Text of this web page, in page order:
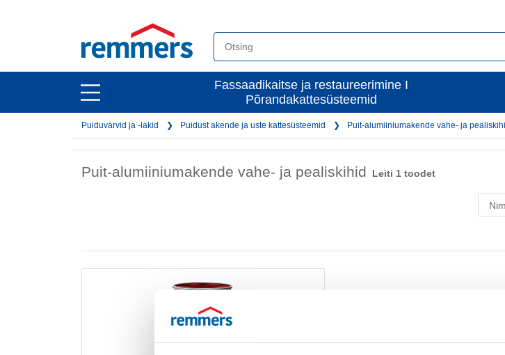
open
main
navigation
open
main
navigation
Fassaadikaitse ja restaureerimine I
Põrandakattesüsteemid
Puiduvärvid ja -lakid Puidust akende ja uste kattesüsteemid Puit-alumiiniumakende vahe- ja
Puit-alumiiniumakende vahe- ja pealiskihid Leiti 1 toodet